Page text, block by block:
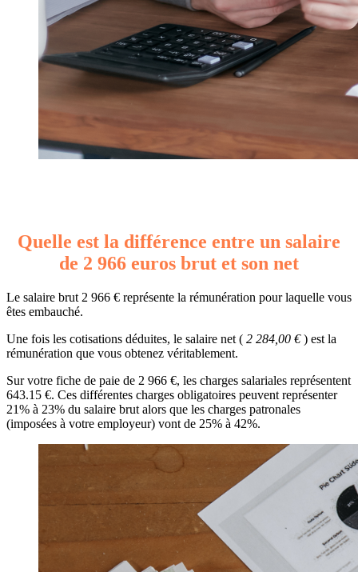
Quelle est la différence entre un salaire
de 2 966 euros brut et son net
Le salaire brut 2 966 € représente la rémunération pour laquelle vous
êtes embauché.
Une fois les cotisations déduites, le salaire net ( 2 284,00 €) est la
rémunération que vous obtenez véritablement.
Sur votre fiche de paie de 2 966 €, les charges salariales représentent
643.15 €. Ces différentes charges obligatoires peuvent représenter
21% à 23% du salaire brut alors que les charges patronales
(imposées à votre employeur) vont de 25% à 42%.